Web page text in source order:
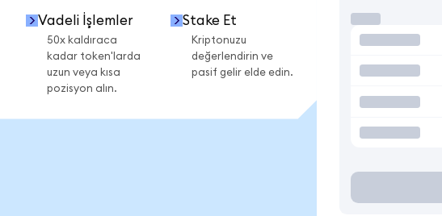
Vadeli İşlemler
50x kaldıraca
kadar token'larda
uzun veya kısa
pozisyon alın.
Stake Et
Kriptonuzu
değerlendirin ve
pasif gelir elde edin.